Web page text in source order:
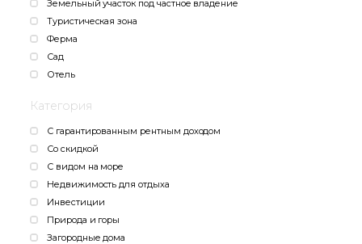
Земельный участок под частное владение
Туристическая зона
Ферма
Сад
Отель
Категория
С гарантированным рентным доходом
Со скидкой
С видом на море
Недвижимость для отдыха
Инвестиции
Природа и горы
Загородные дома